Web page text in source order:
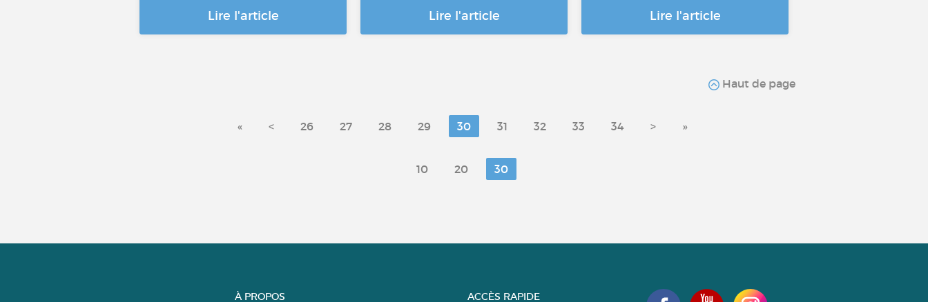
Lire l'article Lire l'article Lire l'article
Haut de page
« < 26 27 28 29 30 31 32 33 34 > »
10 20 30
À PROPOS ACCÈS RAPIDE